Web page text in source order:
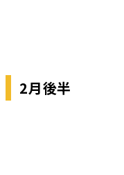
2月後半